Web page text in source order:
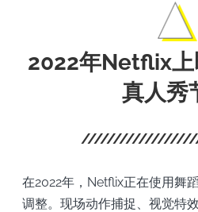
2022年Netflix上
真人秀
在2022年，Netflix正在使用舞
调整。现场动作捕捉、视觉特